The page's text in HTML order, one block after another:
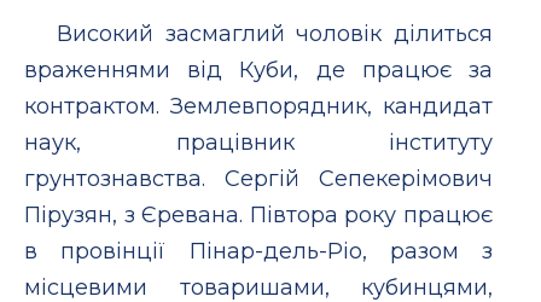
Високий засмаглий чоловiк дiлиться
враженнями вiд Куби, де працює за
контрактом. Землевпорядник, кандидат
наук, працiвник iнституту
грунтознавства. Сергiй Сепекерiмович
Пiрузян, з Єревана. Пiвтора року працює
в провiнцiї Пiнар-дель-Рiо, разом з
мiсцевими товаришами, кубинцями,